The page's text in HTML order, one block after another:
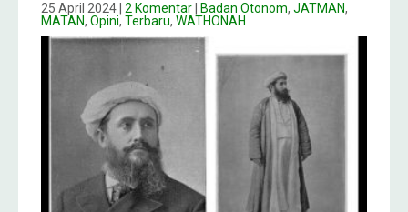
25 April 2024 2 Komentar Badan Otonom, JATMAN,
MATAN, Opini, Terbaru, WATHONAH